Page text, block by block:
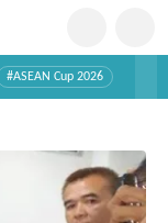
#ASEAN Cup 2026